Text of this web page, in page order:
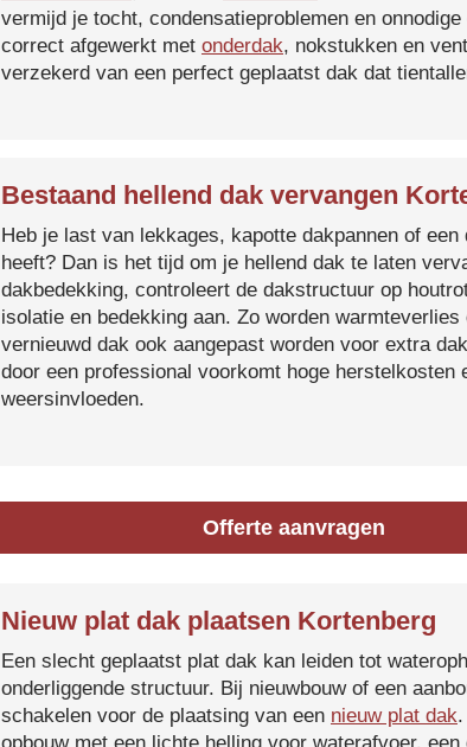
vermijd je tocht, condensatieproblemen en
correct afgewerkt met onderdak, nokstukken en
verzekerd van een perfect geplaatst dak dat
Bestaand hellend dak vervangen
Heb je last van lekkages, kapotte dakpannen of
heeft? Dan is het tijd om je hellend dak te laten
dakbedekking, controleert de dakstructuur op
isolatie en bedekking aan. Zo worden
vernieuwd dak ook aangepast worden voor extra
door een professional voorkomt hoge herstelkosten
weersinvloeden.
Offerte aanvragen
Nieuw plat dak plaatsen Kortenberg
Een slecht geplaatst plat dak kan leiden tot
onderliggende structuur. Bij nieuwbouw of een
schakelen voor de plaatsing van een nieuw plat dak